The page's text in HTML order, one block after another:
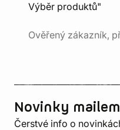
Výběr produktů"
Ověřený zákazník,
Novinky mailem
Čerstvé info o